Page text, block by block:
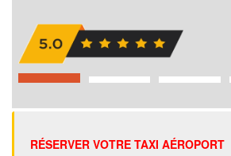
RÉSERVER VOTRE TAXI AÉROPORT